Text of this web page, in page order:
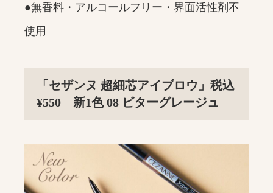
●無香料・アルコールフリー・界面活性剤不
使用
「セザンヌ 超細芯アイブロウ」税込
¥550 新1色 08 ビターグレージュ